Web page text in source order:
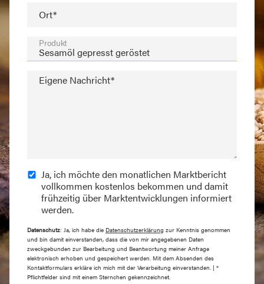
Ort*
Produkt
Eigene Nachricht*
Ja, ich möchte den monatlichen Marktbericht
vollkommen kostenlos bekommen und damit
frühzeitig über Marktentwicklungen informiert
werden.
Datenschutz: Ja, ich habe die Datenschutzerklärung zur Kenntnis genommen
und bin damit einverstanden, dass die von mir angegebenen Daten
zweckgebunden zur Bearbeitung und Beantwortung meiner Anfrage
elektronisch erhoben und gespeichert werden. Mit dem Absenden des
Kontaktformulars erkläre ich mich mit der Verarbeitung einverstanden. | *
Pflichtfelder sind mit einem Sternchen gekennzeichnet.